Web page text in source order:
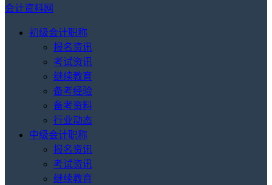
会计资料网
初级会计职称
报名资讯
考试资讯
继续教育
备考经验
备考资料
行业动态
中级会计职称
报名资讯
考试资讯
继续教育